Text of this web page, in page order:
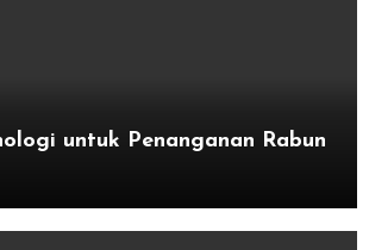
untuk Penanganan Rabun